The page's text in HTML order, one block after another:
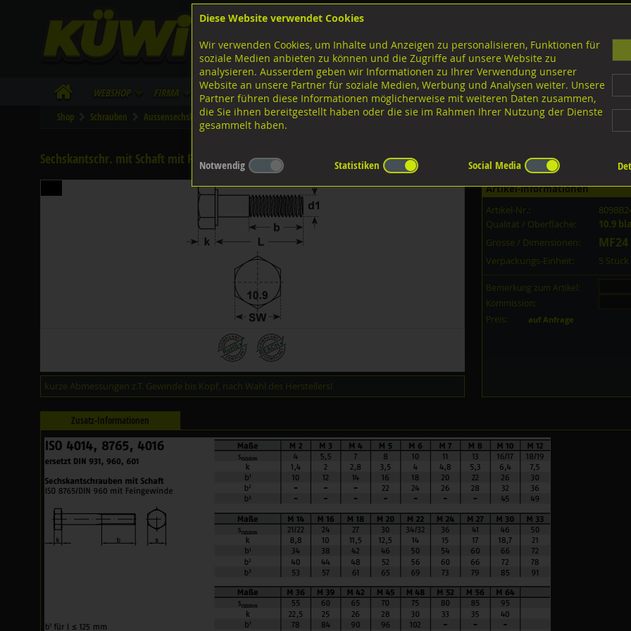
Lagerstrasse 8
Tel. 043 455 20 30
FB
IG
WebShop Firma Lieferinfo Infos/Downloads
Shop Schrauben Aussensechskant Feingewinde mit Schaft 10.9 Stahl schwarz
Sechskantschr. mit Schaft mit Feingew., DIN960 ISO8675 10.9 blank MF24x2,0x90
kurze Abmessungen z.T. Gewinde bis Kopf, nach Wahl des Herstellers!
Artikel-Informationen
Artikel-Nr.:
Qualität / Oberfläche:
10.9
Grösse / Dimensionen:
Verpackungs-Einheit: 5
Bemerkung zum Artikel:
Kommission:
Preis:
auf Anfrage
Zusatz-Informationen
Diese Website verwendet Cookies
Wir verwenden Cookies, um Inhalte und Anzeigen zu personalisieren, Funktionen für
soziale Medien anbieten zu können und die Zugriffe auf unsere Website zu
analysieren. Ausserdem geben wir Informationen zu Ihrer Verwendung unserer
Website an unsere Partner für soziale Medien, Werbung und Analysen weiter. Unsere
Partner führen diese Informationen möglicherweise mit weiteren Daten zusammen,
die Sie ihnen bereitgestellt haben oder die sie im Rahmen Ihrer Nutzung der Dienste
gesammelt haben.
Notwendig Statistiken Social Media